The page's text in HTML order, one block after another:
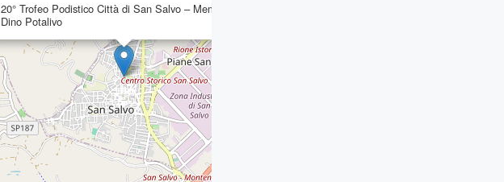
20° Trofeo Podistico Città di San Salvo – Memorial
Dino Potalivo